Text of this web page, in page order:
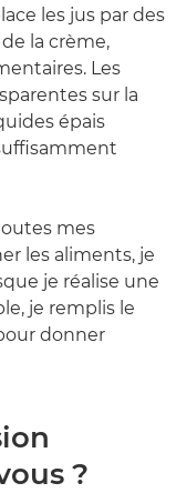
les jus par des
la crème,
Les
sur la
épais
mes
les aliments, je
je réalise une
je remplis le
donner
?